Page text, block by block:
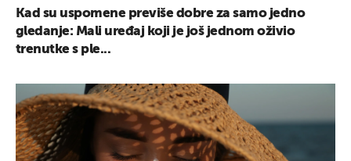
Kad su uspomene previše dobre za samo jedno
gledanje: Mali uređaj koji je još jednom oživio
trenutke s ple...